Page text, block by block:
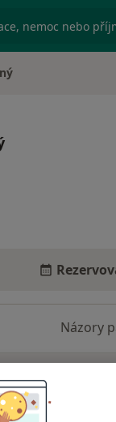
nemoc nebo
Názory